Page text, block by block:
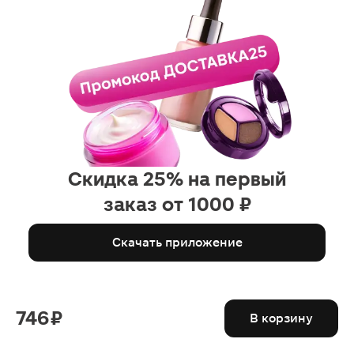
Скидка 25% на первый
заказ от 1000 ₽
Скачать приложение
746 ₽ В корзину